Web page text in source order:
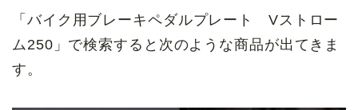
「 バイク用ブレーキペダルプレート Vストロー
ム250 」で検索すると次のような商品が出てきま
す。